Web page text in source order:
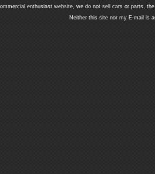
enthusiast website, we do not sell cars or parts,
Neither this site nor my E-mail is